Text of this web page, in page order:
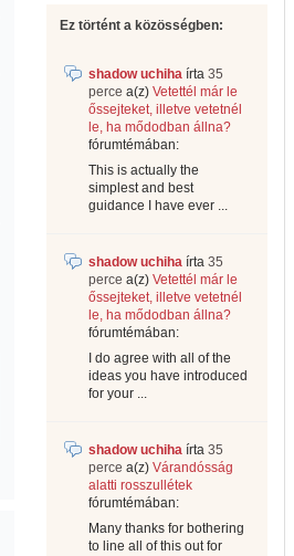
Ez történt a közösségben:
shadow uchiha írta 35
perce a(z) Vetettél már le
őssejteket, illetve vetetnél
le, ha mődodban állna?
fórumtémában:
This is actually the
simplest and best
guidance I have ever ...
shadow uchiha írta 35
perce a(z) Vetettél már le
őssejteket, illetve vetetnél
le, ha mődodban állna?
fórumtémában:
I do agree with all of the
ideas you have introduced
for your ...
shadow uchiha írta 35
perce a(z) Várandósság
alatti rosszullétek
fórumtémában:
Many thanks for bothering
to line all of this out for